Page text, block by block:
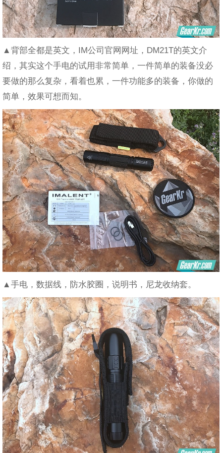
▲背部全都是英文，IM公司官网网址，DM21T的英文介
绍，其实这个手电的试用非常简单，一件简单的装备没必
要做的那么复杂，看着也累，一件功能多的装备，你做的
简单，效果可想而知。
▲手电，数据线，防水胶圈，说明书，尼龙收纳套。